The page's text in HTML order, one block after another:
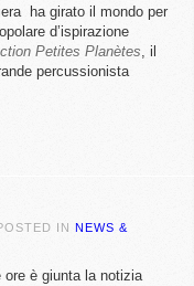
ha girato il mondo per
d’ispirazione
Petites Planètes, il
percussionista
IN NEWS &
ore è giunta la notizia